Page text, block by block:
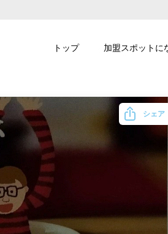
シェア
トップ 加盟スポットに